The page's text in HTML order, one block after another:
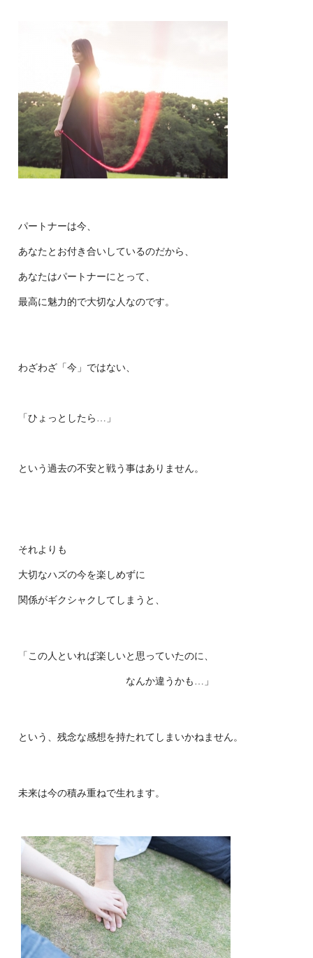
パートナーは今、
あなたとお付き合いしているのだから、
あなたはパートナーにとって、
最高に魅力的で大切な人なのです。
わざわざ「今」ではない、
「ひょっとしたら…」
という過去の不安と戦う事はありません。
それよりも
大切なハズの今を楽しめずに
関係がギクシャクしてしまうと、
「この人といれば楽しいと思っていたのに、
なんか違うかも…」
という、残念な感想を持たれてしまいかねません。
未来は今の積み重ねで生れます。